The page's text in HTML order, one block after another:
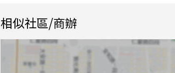
相似社區/商辦